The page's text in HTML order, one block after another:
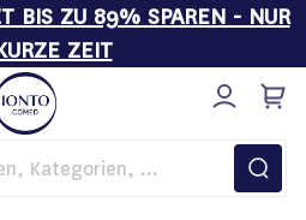
BIS ZU 89% SPAREN - NUR
ZEIT
Direkt
zum
Inhalt
Schwämme für Gummielektrode